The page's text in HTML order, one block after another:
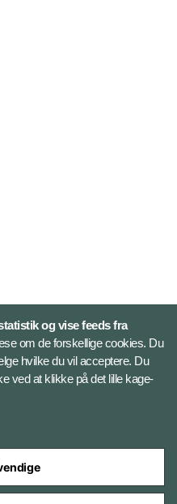
og vise feeds fra
om de forskellige cookies. Du
hvilke du vil acceptere. Du
ved at klikke på det lille kage-